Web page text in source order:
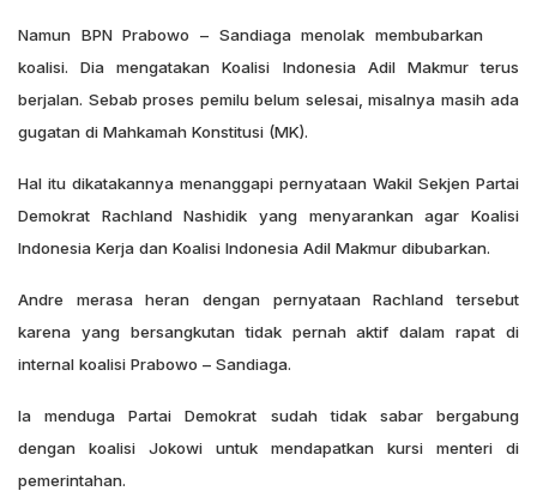
Namun BPN Prabowo – Sandiaga menolak membubarkan
koalisi. Dia mengatakan Koalisi Indonesia Adil Makmur terus
berjalan. Sebab proses pemilu belum selesai, misalnya masih ada
gugatan di Mahkamah Konstitusi (MK).
Hal itu dikatakannya menanggapi pernyataan Wakil Sekjen Partai
Demokrat Rachland Nashidik yang menyarankan agar Koalisi
Indonesia Kerja dan Koalisi Indonesia Adil Makmur dibubarkan.
Andre merasa heran dengan pernyataan Rachland tersebut
karena yang bersangkutan tidak pernah aktif dalam rapat di
internal koalisi Prabowo – Sandiaga.
Ia menduga Partai Demokrat sudah tidak sabar bergabung
dengan koalisi Jokowi untuk mendapatkan kursi menteri di
pemerintahan.